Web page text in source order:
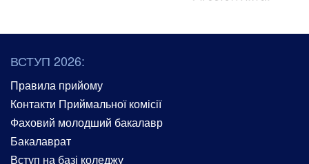
ВСТУП 2026:
Правила прийому
Контакти Приймальної комісії
Фаховий молодший бакалавр
Бакалаврат
Вступ на базі коледжу